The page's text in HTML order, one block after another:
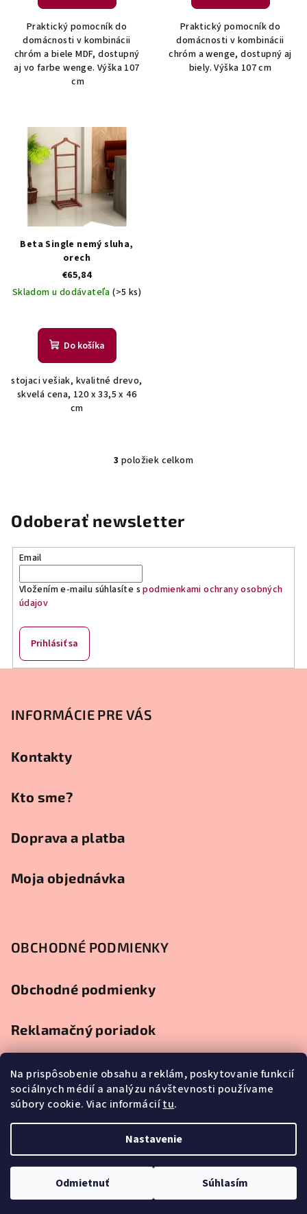
Na prispôsobenie obsahu a reklám, poskytovanie funkcií
sociálnych médií a analýzu návštevnosti používame
súbory cookie. Viac informáciítu.
Nastavenie
Odmietnuť Súhlasím
Praktický pomocník do
domácnosti v kombinácii
chróm a biele MDF, dostupný
aj vo farbe wenge. Výška 107
cm
Praktický pomocník do
domácnosti v kombinácii
chróm a wenge, dostupný aj
biely. Výška 107 cm
Beta Single nemý sluha,
orech
€65,84
Skladom u dodávateľa(>5 ks)
Do košíka
stojaci vešiak, kvalitné drevo,
skvelá cena, 120 x 33,5 x 46
cm
O
á
d
a
e
y
3 položiek celkom
Odoberať newsletter
Email
Vložením e-mailu súhlasíte spodmienkami ochrany osobných
údajov
Prihlásiť sa
INFORMÁCIE PRE VÁS
Kontakty
Kto sme?
Doprava a platba
Moja objednávka
OBCHODNÉ PODMIENKY
Obchodné podmienky
Reklamačný poriadok
Ochrana osobných údajov
Splátkový predaj
Upraviť nastavenie cookies
Vytvoril Shoptet